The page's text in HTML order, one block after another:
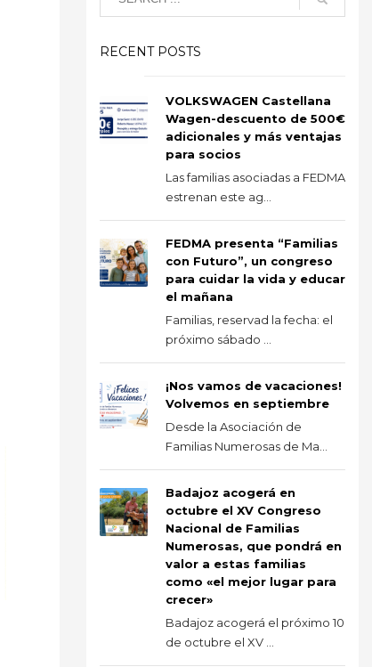
RECENT POSTS
VOLKSWAGEN Castellana
Wagen-descuento de 500€
adicionales y más ventajas
para socios
Las familias asociadas a FEDMA
estrenan este ag...
FEDMA presenta “Familias
con Futuro”, un congreso
para cuidar la vida y educar
el mañana
Familias, reservad la fecha: el
próximo sábado ...
¡Nos vamos de vacaciones!
Volvemos en septiembre
Desde la Asociación de
Familias Numerosas de Ma...
Badajoz acogerá en
octubre el XV Congreso
Nacional de Familias
Numerosas, que pondrá en
valor a estas familias
como «el mejor lugar para
crecer»
Badajoz acogerá el próximo 10
de octubre el XV ...